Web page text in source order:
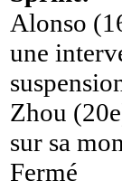
Alonso
une
Zhou
sur sa
Fermé